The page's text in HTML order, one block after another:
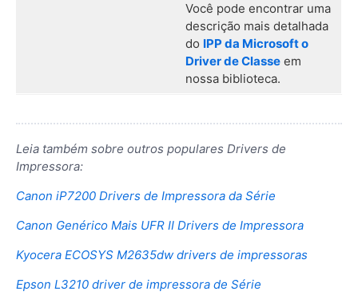
Você pode encontrar uma
descrição mais detalhada
do IPP da Microsoft o
Driver de Classeem
nossa biblioteca.
Leia também sobre outros populares Drivers de
Impressora:
Canon iP7200 Drivers de Impressora da Série
Canon Genérico Mais UFR II Drivers de Impressora
Kyocera ECOSYS M2635dw drivers de impressoras
Epson L3210 driver de impressora de Série